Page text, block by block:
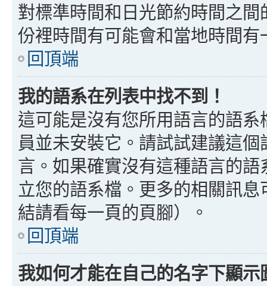
對標準時間和日光節約時間之
份裡時間有可能會和當地時間
回頂端
我的語系在列表中找不到！
這可能是沒有您所用語言的語
員並未安裝它。請試試建議這
言。如果確實沒有這種語言的
立您的語系檔。更多的相關訊
結請看每一頁的頁腳）。
回頂端
我如何才能在自己的名字下顯示